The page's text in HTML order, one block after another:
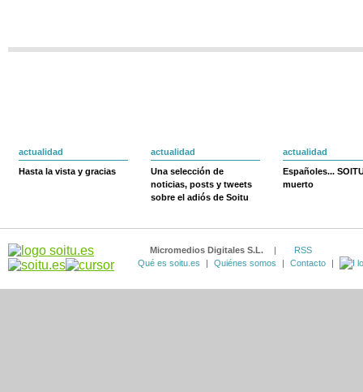
actualidad
Hasta la vista y gracias
actualidad
Una selección de
noticias, posts y tweets
sobre el adiós de Soitu
actualidad
Españoles...
muerto
Micromedios Digitales S.L. |
RSS
Qué es soitu.es
| Quiénes somos | Contacto |